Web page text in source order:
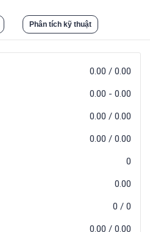
Phân tích kỹ thuật
0.00
/
0.00
0.00
-
0.00
0.00
/
0.00
0.00
/
0.00
0
0.00
0
/
0
0.00
/
0.00